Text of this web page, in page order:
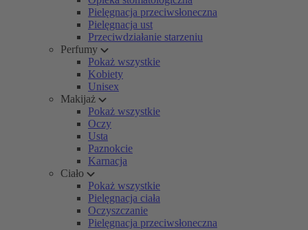
Pielęgnacja przeciwsłoneczna
Pielęgnacja ust
Przeciwdziałanie starzeniu
Perfumy
Pokaż wszystkie
Kobiety
Unisex
Makijaż
Pokaż wszystkie
Oczy
Usta
Paznokcie
Karnacja
Ciało
Pokaż wszystkie
Pielęgnacja ciała
Oczyszczanie
Pielęgnacja przeciwsłoneczna